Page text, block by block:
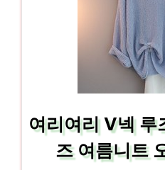
여리여리 V넥 루
즈 여름니트